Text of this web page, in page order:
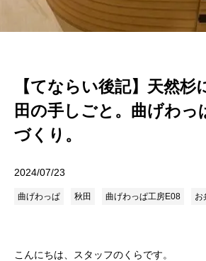
【てならい後記】天然杉
田の手しごと。曲げわっ
づくり。
2024/07/23
曲げわっぱ 秋田 曲げわっぱ工房E08 お
こんにちは、スタッフのくらです。